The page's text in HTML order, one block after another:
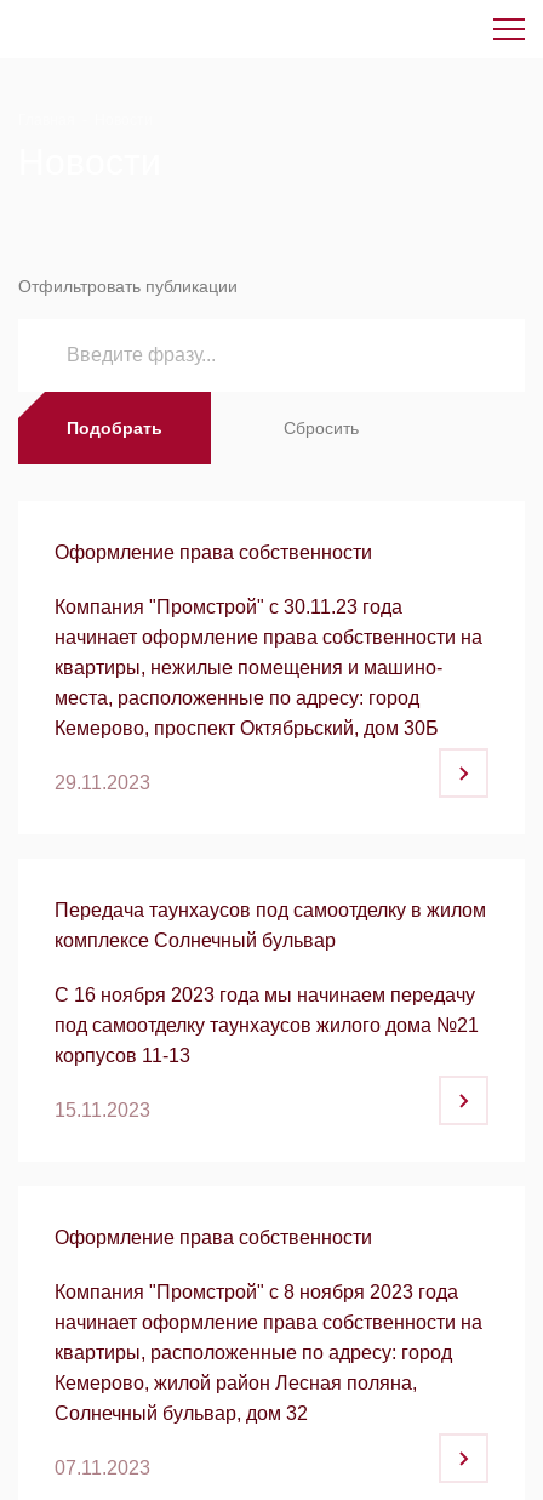
Отфильтровать публикации
Подобрать Сбросить
Оформление права собственности
Компания "Промстрой" с 30.11.23 года
начинает оформление права собственности на
квартиры, нежилые помещения и машино-
места, расположенные по адресу: город
Кемерово, проспект Октябрьский, дом 30Б
29.11.2023
Передача таунхаусов под самоотделку в жилом
комплексе Солнечный бульвар
С 16 ноября 2023 года мы начинаем передачу
под самоотделку таунхаусов жилого дома №21
корпусов 11-13
15.11.2023
Оформление права собственности
Компания "Промстрой" с 8 ноября 2023 года
начинает оформление права собственности на
квартиры, расположенные по адресу: город
Кемерово, жилой район Лесная поляна,
Солнечный бульвар, дом 32
07.11.2023